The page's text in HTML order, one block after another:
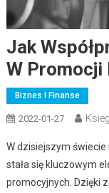
Jak
W Promocji
Biznes I Finanse
2022-01-27
W dzisiejszym
stała się kluczowym
promocyjnych. Dzięki